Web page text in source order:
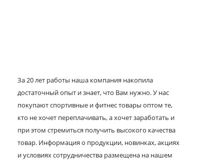
За 20 лет работы наша компания накопила
достаточный опыт и знает, что Вам нужно. У нас
покупают спортивные и фитнес товары оптом те,
кто не хочет переплачивать, а хочет заработать и
при этом стремиться получить высокого качества
товар. Информация о продукции, новинках, акциях
и условиях сотрудничества размещена на нашем